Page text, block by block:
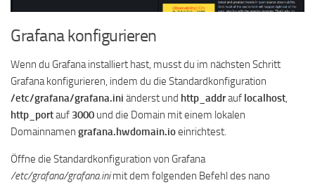
Grafana konfigurieren
Wenn du Grafana installiert hast, musst du im nächsten Schritt
Grafana konfigurieren, indem du die Standardkonfiguration
/etc/grafana/grafana.ini änderst und http_addrauf localhost,
http_portauf 3000 und die Domain mit einem lokalen
Domainnamen grafana.hwdomain.ioeinrichtest.
Öffne die Standardkonfiguration von Grafana
/etc/grafana/grafana.inimit dem folgenden Befehl des nano